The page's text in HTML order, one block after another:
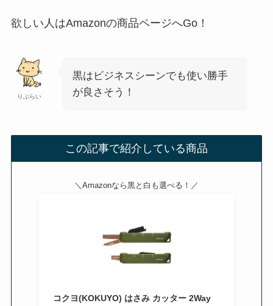
欲しい人はAmazonの商品ページへGo！
りぶらい
黒はビジネスシーンでも使い勝手
が良さそう！
この記事で紹介している商品
＼Amazonなら黒と白も選べる！／
コクヨ(KOKUYO) はさみ カッター 2Way